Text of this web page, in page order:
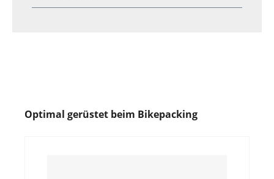
Optimal gerüstet beim Bikepacking